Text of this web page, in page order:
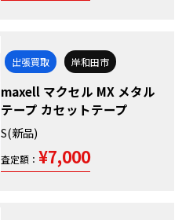
出張買取 岸和田市
maxell マクセル MX メタル
テープ カセットテープ
S(新品)
査定額： ¥7,000